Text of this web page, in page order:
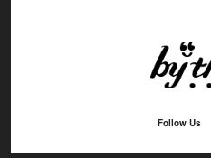
Follow Us